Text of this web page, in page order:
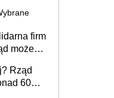
firm
może
Rząd
60